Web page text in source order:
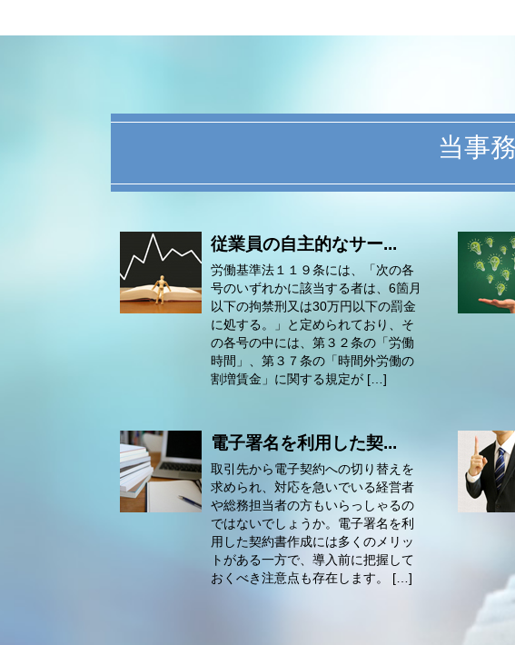
当事
従業員の自主的なサー...
労働基準法１１９条には、「次の各
号のいずれかに該当する者は、6箇月
以下の拘禁刑又は30万円以下の罰金
に処する。」と定められており、そ
の各号の中には、第３２条の「労働
時間」、第３７条の「時間外労働の
割増賃金」に関する規定が […]
電子署名を利用した契...
取引先から電子契約への切り替えを
求められ、対応を急いでいる経営者
や総務担当者の方もいらっしゃるの
ではないでしょうか。電子署名を利
用した契約書作成には多くのメリッ
トがある一方で、導入前に把握して
おくべき注意点も存在します。 […]